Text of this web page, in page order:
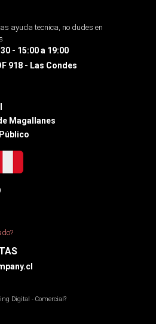
ayuda tecnica, no dudes en
- 15:00 a 19:00
918 - Las Condes
Magallanes
Digital - Comercial?